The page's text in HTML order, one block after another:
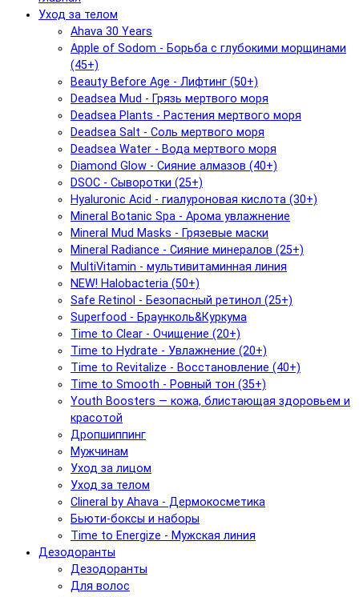
Уход за телом
Ahava 30 Years
Apple of Sodom - Борьба с глубокими морщинами
(45+)
Beauty Before Age - Лифтинг (50+)
Deadsea Mud - Грязь мертвого моря
Deadsea Plants - Растения мертвого моря
Deadsea Salt - Соль мертвого моря
Deadsea Water - Вода мертвого моря
Diamond Glow - Сияние алмазов (40+)
DSOC - Сыворотки (25+)
Hyaluronic Acid - гиалуроновая кислота (30+)
Mineral Botanic Spa - Арома увлажнение
Mineral Mud Masks - Грязевые маски
Mineral Radiance - Сияние минералов (25+)
MultiVitamin - мультивитаминная линия
NEW! Halobacteria (50+)
Safe Retinol - Безопасный ретинол (25+)
Superfood - Браунколь&Куркума
Time to Clear - Очищение (20+)
Time to Hydrate - Увлажнение (20+)
Time to Revitalize - Восстановление (40+)
Time to Smooth - Ровный тон (35+)
Youth Boosters — кожа, блистающая здоровьем и
красотой
Дропшиппинг
Мужчинам
Уход за лицом
Уход за телом
Clineral by Ahava - Дермокосметика
Бьюти-боксы и наборы
Time to Energize - Мужская линия
Дезодоранты
Дезодоранты
Для волос